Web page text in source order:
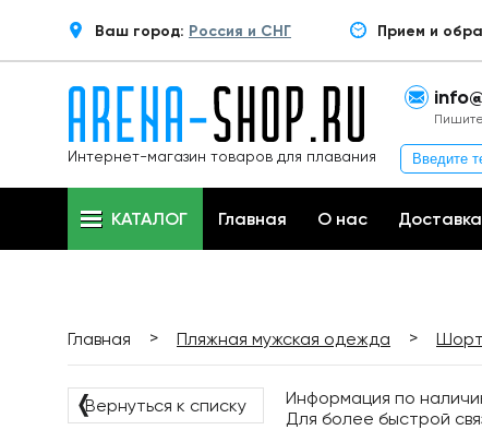
Ваш город: Россия и СНГ Прием и
Интернет-магазин товаров для плавания
КАТАЛОГ Главная О нас
Главная > Пляжная мужская одежда >
❬Вернуться к списку
Информация по
Для более быстрой